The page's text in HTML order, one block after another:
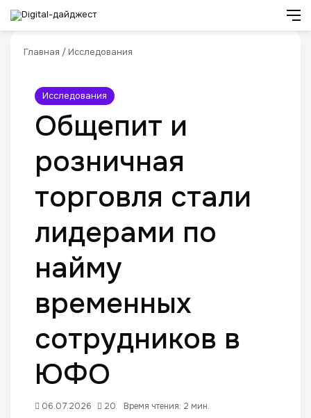
Главная / Исследования
Исследования
Общепит и
розничная
торговля стали
лидерами по
найму
временных
сотрудников в
ЮФО
06.07.2026 20 Время чтения: 2 мин.